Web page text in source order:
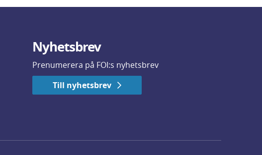
Nyhetsbrev
Prenumerera på FOI:s nyhetsbrev
Till nyhetsbrev